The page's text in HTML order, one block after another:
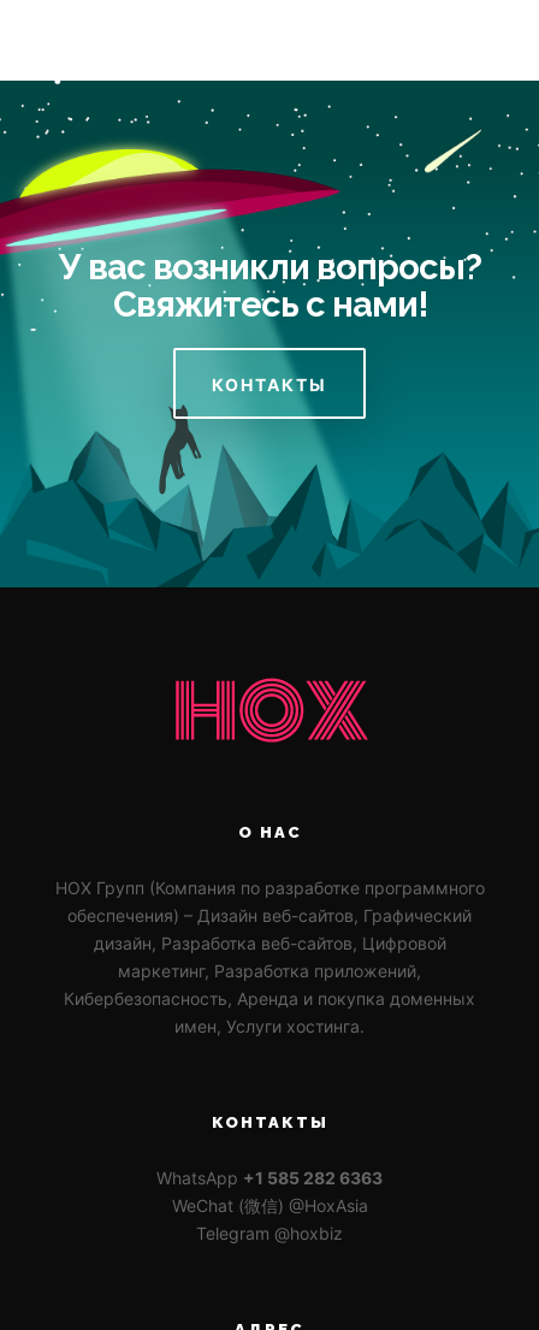
У вас возникли вопросы?
Свяжитесь с нами!
КОНТАКТЫ
О НАС
HOX Групп (Компания по разработке программного
обеспечения) – Дизайн веб-сайтов, Графический
дизайн, Разработка веб-сайтов, Цифровой
маркетинг, Разработка приложений,
Кибербезопасность, Аренда и покупка доменных
имен, Услуги хостинга.
КОНТАКТЫ
WhatsApp +1 585 282 6363
WeChat (微信) @HoxAsia
Telegram @hoxbiz